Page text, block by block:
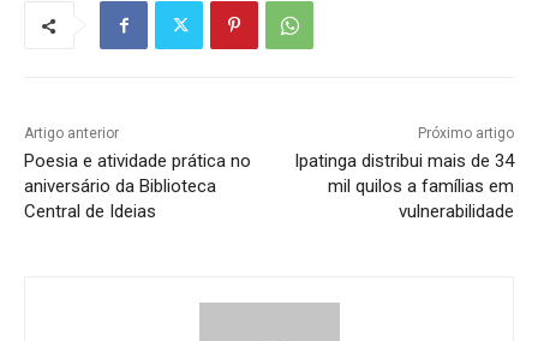
Artigo anterior
Poesia e atividade prática no
aniversário da Biblioteca
Central de Ideias
Próximo artigo
Ipatinga distribui mais de 34
mil quilos a famílias em
vulnerabilidade